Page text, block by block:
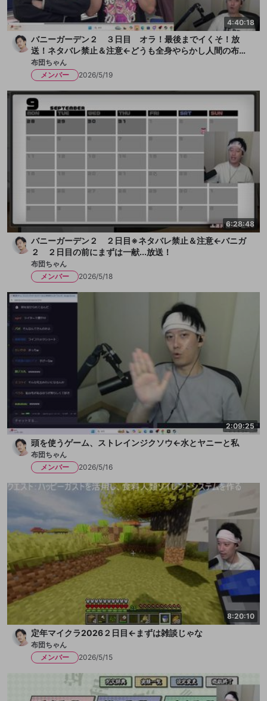
4:40:18
バニーガーデン２ ３日目 オラ！最後までイくそ！放
送！ネタバレ禁止＆注意←どうも全身やらかし人間の布団
ちゃんです！今日も女の子とチチクリ満載！まずは一献い
きます、か！放送
布団ちゃん
メンバー
2026/5/19
6:28:48
バニーガーデン２ ２日目※ネタバレ禁止＆注意←バニガ
２ ２日目の前にまずは一献...放送！
布団ちゃん
メンバー
2026/5/18
2:09:25
頭を使うゲーム、ストレインジクソウ←水とヤニーと私
布団ちゃん
メンバー
2026/5/16
8:20:10
定年マイクラ2026２日目←まずは雑談じゃな
布団ちゃん
メンバー
2026/5/15